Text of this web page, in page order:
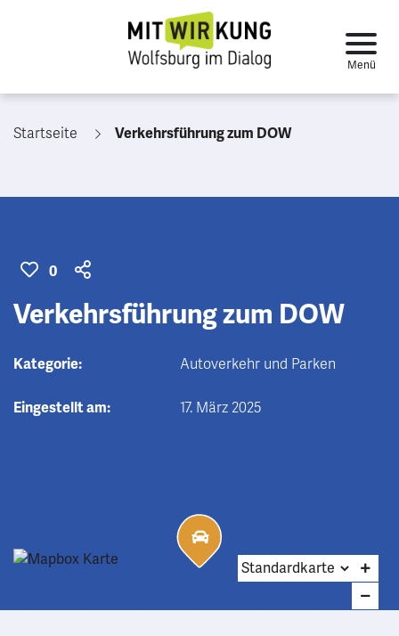
Startseite Verkehrsführung zum DOW
0
Verkehrsführung zum DOW
Kategorie: Autoverkehr und Parken
Eingestellt am: 17. März 2025